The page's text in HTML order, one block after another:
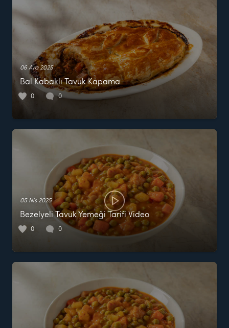
06 Ara 2025
Bal Kabaklı Tavuk Kapama
0 0
05 Nis 2025
Bezelyeli Tavuk Yemeği Tarifi Video
0 0